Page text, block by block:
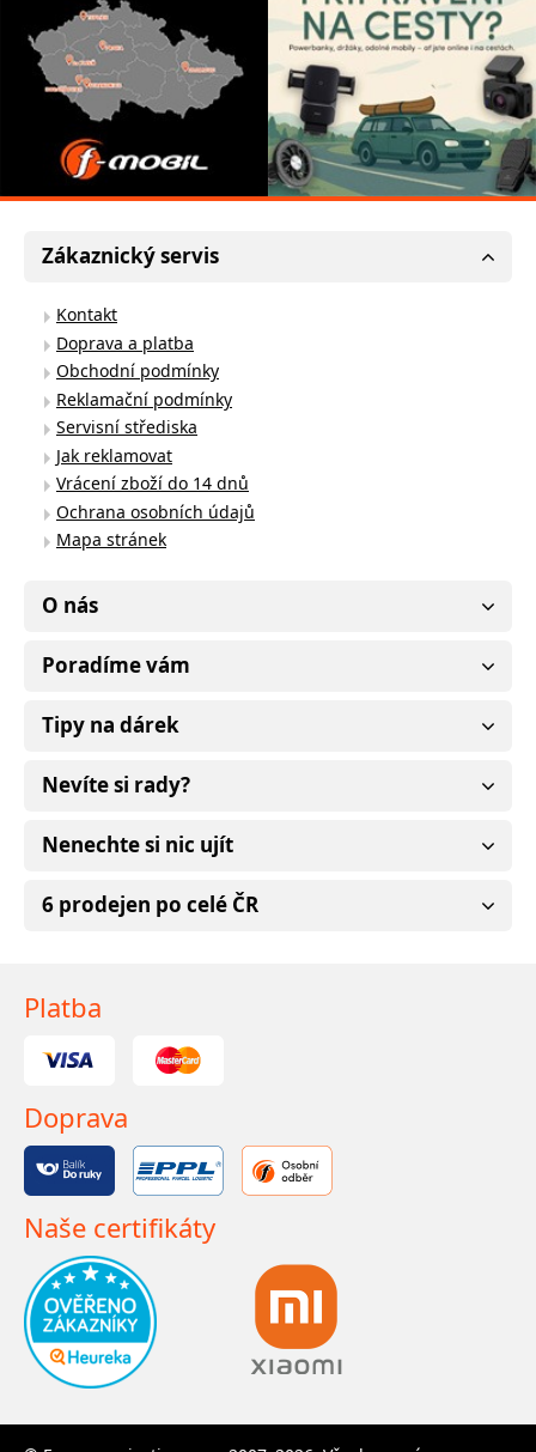
Zákaznický servis
Kontakt
Doprava a platba
Obchodní podmínky
Reklamační podmínky
Servisní střediska
Jak reklamovat
Vrácení zboží do 14 dnů
Ochrana osobních údajů
Mapa stránek
O nás
Poradíme vám
Tipy na dárek
Nevíte si rady?
Nenechte si nic ujít
6 prodejen po celé ČR
Platba
Doprava
Naše certifikáty